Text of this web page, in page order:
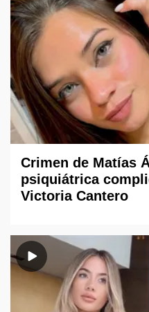
Crimen de Matías
psiquiátrica
Victoria Cantero